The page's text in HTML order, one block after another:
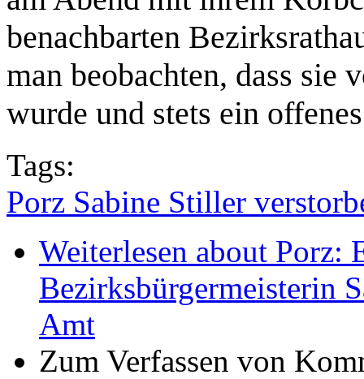
benachbarten
man beobachten, dass sie
wurde und stets ein
Tags:
Porz Sabine Stiller
Weiterlesen about Porz:
Bezirksbürgermeisterin
Amt
Zum Verfassen von